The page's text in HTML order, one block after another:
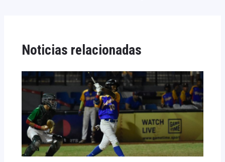
Noticias relacionadas